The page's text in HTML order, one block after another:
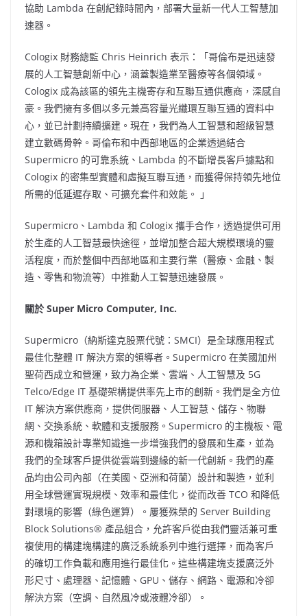
協助 Lambda 在創紀錄時間內，部署大量新一代人工智慧加
速器。
Cologix 財務總監 Chris Heinrich 表示：「哥倫布是迅速發
展的人工智慧創新中心，涵蓋製造業至醫療等各個領域。
Cologix 成為該區的領先主機寄存和互聯互通供應商，深感自
豪。我們擁有多個以多元兼高容量光纖環互聯互通的資料中
心，並已計劃持續擴建。現在，我們為人工智慧和超級智慧
建立數碼骨幹。哥倫布和中西部地區的企業透過結合
Supermicro 的可靠系統、Lambda 的不斷增長客戶據點和
Cologix 的密集型實體和虛擬互聯互通，而獲得保持領先地位
所需的低延遲存取、可擴充套件和效能。 」
Supermicro、Lambda 和 Cologix 攜手合作，透過提供可用
於生產的人工智慧最快途徑，並增加整合超大規模環境的靈
活程度，而於整個中西部地區和主要行業（醫療、金融、製
造、零售和物流等）中推動人工智慧迅速發展。
關於 Super Micro Computer, Inc.
Supermicro（納斯達克股票代號：SMCI）是全球應用程式
最佳化整體 IT 解決方案的領導者。Supermicro 在美國加州
聖荷西成立和營運，致力為企業、雲端、人工智慧及 5G
Telco/Edge IT 基礎架構提供率先上市的創新。我們是全方位
IT 解決方案供應商，提供伺服器、人工智慧、儲存、物聯
網、交換系統、軟體和支援服務。Supermicro 的主機板、電
源和機箱設計專業知識進一步增強我們的發展和生產，並為
我們的全球客戶提供從雲端到邊緣的新一代創新。我們的產
品均由公司內部（在美國、亞洲和荷蘭）設計和製造，並利
用全球營運實現規模、效率和最佳化，從而改善 TCO 和降低
對環境的影響（綠色運算）。屢獲殊榮的 Server Building
Block Solutions® 產品組合，允許客戶從由我們靈活兼可重
複使用的構建塊構建的廣泛系統系列中進行選擇，而為客戶
的確切工作負載和應用進行最佳化。這些構建塊支援廣泛外
形尺寸、處理器、記憶體、GPU、儲存、網路、電源和冷卻
解決方案（空調、自然風冷或液體冷卻）。